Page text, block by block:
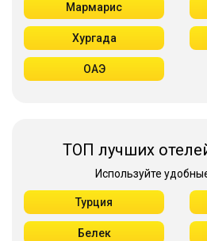
Мармарис
Хургада
ОАЭ
ТОП лучших
Используйте
Турция
Белек